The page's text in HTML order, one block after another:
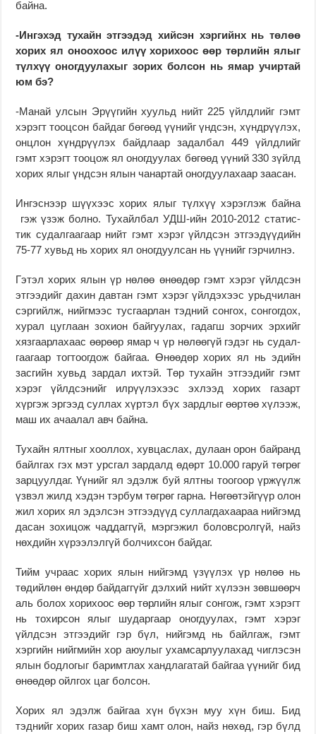
байна.
-Ингэхэд тухайн этгээдэд хийсэн хэргийнх нь төлөө
хорих ял оноохоос илүү хори­хоос өөр төрлийн ялыг
түл­хүү оногдуулахыг зорих бол­сон нь ямар учиртай
юм бэ?
-Манай улсын Эрүүгийн хуульд нийт 225 үйлдлийг гэмт
хэрэгт тооцсон байдаг бөгөөд үүнийг үндсэн, хүнд­рүүлэх,
онцлон хүнд­рүүлэх байдлаар задалбал 449 үйлдлийг
гэмт хэрэгт тоо­цож ял оногдуулах бөгөөд үүний 330 зүйлд
хорих ялыг үндсэн ялын чанартай оногдуулахаар заасан.
Ингэснээр шүүхээс хорих ялыг түлхүү хэрэглэж байна
гэж үзэж болно. Тухайлбал УДШ-ийн 2010-2012 статис­
тик судалгаагаар нийт гэмт хэрэг үйлдсэн этгээдүүдийн
75-77 хувьд нь хорих ял оногдуулсан нь үүнийг гэр­чилнэ.
Гэтэл хорих ялын үр нөлөө өнөөдөр гэмт хэрэг үйлдсэн
этгээдийг дахин давтан гэмт хэрэг үйлдэхээс урьдчилан
сэргийлж, нийг­мээс тусгаарлан тэдний сон­­гох, сонгогдох,
хурал цуг­лаан зохион байгуулах, га­дагш зорчих эрхийг
хяз­гаарлахаас өөрөөр ямар ч үр нөлөөгүй гэдэг нь судал­
гаагаар тогтоогдож байгаа. Өнөөдөр хорих ял нь эдийн
засгийн хувьд зардал ихтэй. Төр тухайн этгээдийг гэмт
хэрэг үйлдсэнийг ил­рүү­лэхээс эхлээд хорих га­зарт
хүргэж эргээд суллах хүртэл бүх зардлыг өөртөө хүлээж,
маш их ачаалал авч байна.
Тухайн ялтныг хоол­лох, хувцас­­лах, дулаан орон байранд
байлгах гэх мэт урсгал зардалд өдөрт 10.000 гаруй төгрөг
зарцуулдаг. Үүнийг ял эдэлж буй ялтны тоогоор үржүүлж
үзвэл жилд хэдэн тэрбум төгрөг гарна. Нөгөөтэйгүүр олон
жил хо­рих ял эдэлсэн этгээдүүд сул­лагдахаараа нийгэмд
дасан зохицож чаддаггүй, мэргэ­жил боловсролгүй, найз
нөх­дийн хүрээлэлгүй болчих­сон байдаг.
Тийм учраас хорих ялын нийгэмд үзүүлэх үр нөлөө нь
төдийлөн өндөр байдаггүйг дэлхий нийт хүлээн зөвшөөрч
аль болох хорихоос өөр төрлийн ялыг сонгож, гэмт хэрэгт
нь тохирсон ялыг шударгаар оногдуулах, гэмт хэрэг
үйлдсэн этгээдийг гэр бүл, нийгэмд нь байлгаж, гэмт
хэргийн нийгмийн хор аюулыг ухамсарлуулахад чиг­лэсэн
ялын бодлогыг ба­римт­лах хандлагатай бай­гаа үүнийг бид
өнөөдөр ойлгох цаг болсон.
Хорих ял эдэлж байгаа хүн бүхэн муу хүн биш. Бид
тэднийг хорих газар биш хамт олон, найз нөхөд, гэр бүлд